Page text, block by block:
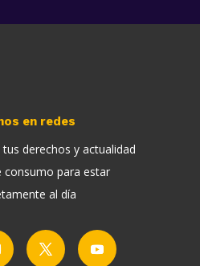
en redes
derechos y actualidad
consumo para estar
al día